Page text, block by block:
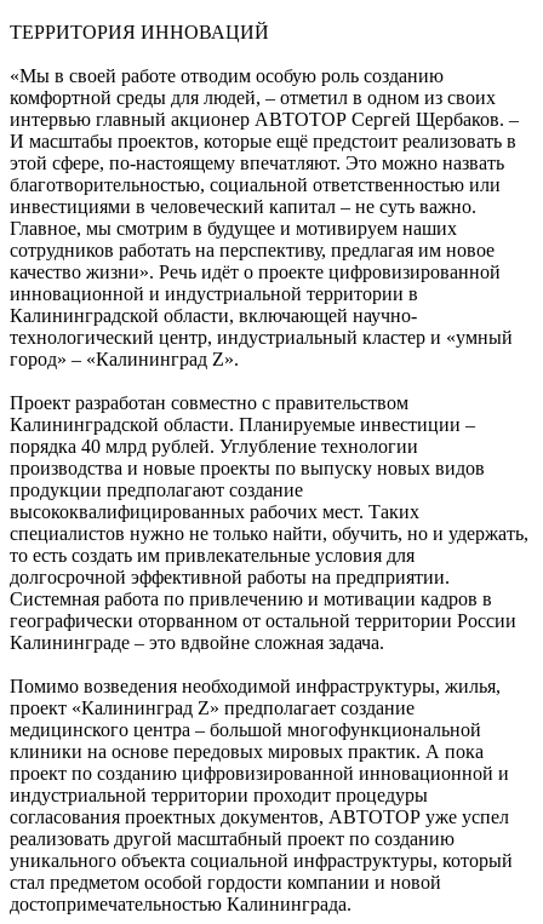
ТЕРРИТОРИЯ ИННОВАЦИЙ
«Мы в своей работе отводим особую роль созданию
комфортной среды для людей, – отметил в одном из своих
интервью главный акционер АВТОТОР Сергей Щербаков. –
И масштабы проектов, которые ещё предстоит реализовать в
этой сфере, по-настоящему впечатляют. Это можно назвать
благотворительностью, социальной ответственностью или
инвестициями в человеческий капитал – не суть важно.
Главное, мы смотрим в будущее и мотивируем наших
сотрудников работать на перспективу, предлагая им новое
качество жизни». Речь идёт о проекте цифровизированной
инновационной и индустриальной территории в
Калининградской области, включающей научно-
технологический центр, индустриальный кластер и «умный
город» – «Калининград Z».
Проект разработан совместно с правительством
Калининградской области. Планируемые инвестиции –
порядка 40 млрд рублей. Углубление технологии
производства и новые проекты по выпуску новых видов
продукции предполагают создание
высококвалифицированных рабочих мест. Таких
специалистов нужно не только найти, обучить, но и удержать,
то есть создать им привлекательные условия для
долгосрочной эффективной работы на предприятии.
Системная работа по привлечению и мотивации кадров в
географически оторванном от остальной территории России
Калининграде – это вдвойне сложная задача.
Помимо возведения необходимой инфраструктуры, жилья,
проект «Калининград Z» предполагает создание
медицинского центра – большой многофункциональной
клиники на основе передовых мировых практик. А пока
проект по созданию цифровизированной инновационной и
индустриальной территории проходит процедуры
согласования проектных документов, АВТОТОР уже успел
реализовать другой масштабный проект по созданию
уникального объекта социальной инфраструктуры, который
стал предметом особой гордости компании и новой
достопримечательностью Калининграда.